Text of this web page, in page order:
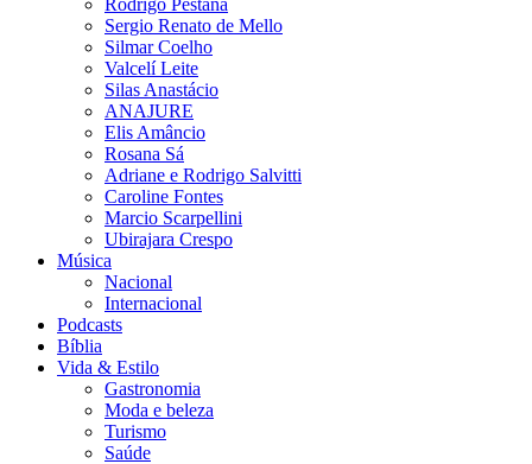
Rodrigo Pestana
Sergio Renato de Mello
Silmar Coelho
Valcelí Leite
Silas Anastácio
ANAJURE
Elis Amâncio
Rosana Sá
Adriane e Rodrigo Salvitti
Caroline Fontes
Marcio Scarpellini
Ubirajara Crespo
Música
Nacional
Internacional
Podcasts
Bíblia
Vida & Estilo
Gastronomia
Moda e beleza
Turismo
Saúde